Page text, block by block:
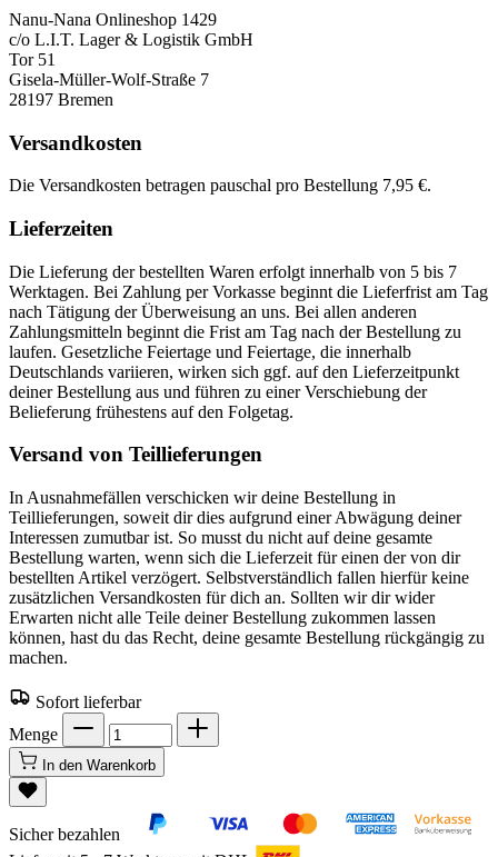
Nanu-Nana Onlineshop 1429
c/o L.I.T. Lager & Logistik GmbH
Tor 51
Gisela-Müller-Wolf-Straße 7
28197 Bremen
Versandkosten
Die Versandkosten betragen pauschal pro Bestellung 7,95 €.
Lieferzeiten
Die Lieferung der bestellten Waren erfolgt innerhalb von 5 bis 7
Werktagen. Bei Zahlung per Vorkasse beginnt die Lieferfrist am Tag
nach Tätigung der Überweisung an uns. Bei allen anderen
Zahlungsmitteln beginnt die Frist am Tag nach der Bestellung zu
laufen. Gesetzliche Feiertage und Feiertage, die innerhalb
Deutschlands variieren, wirken sich ggf. auf den Lieferzeitpunkt
deiner Bestellung aus und führen zu einer Verschiebung der
Belieferung frühestens auf den Folgetag.
Versand von Teillieferungen
In Ausnahmefällen verschicken wir deine Bestellung in
Teillieferungen, soweit dir dies aufgrund einer Abwägung deiner
Interessen zumutbar ist. So musst du nicht auf deine gesamte
Bestellung warten, wenn sich die Lieferzeit für einen der von dir
bestellten Artikel verzögert. Selbstverständlich fallen hierfür keine
zusätzlichen Versandkosten für dich an. Sollten wir dir wider
Erwarten nicht alle Teile deiner Bestellung zukommen lassen
können, hast du das Recht, deine gesamte Bestellung rückgängig zu
machen.
Sofort lieferbar
Menge
In den Warenkorb
Sicher bezahlen